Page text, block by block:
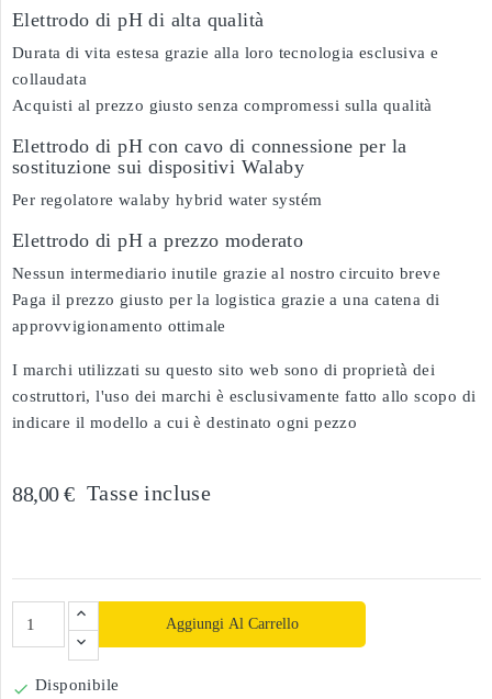
Elettrodo di pH di alta qualità
Durata di vita estesa grazie alla loro tecnologia esclusiva e
collaudata
Acquisti al prezzo giusto senza compromessi sulla qualità
Elettrodo di pH con cavo di connessione per la
sostituzione sui dispositivi Walaby
Per regolatore walaby hybrid water systém
Elettrodo di pH a prezzo moderato
Nessun intermediario inutile grazie al nostro circuito breve
Paga il prezzo giusto per la logistica grazie a una catena di
approvvigionamento ottimale
I marchi utilizzati su questo sito web sono di proprietà dei
costruttori, l'uso dei marchi è esclusivamente fatto allo scopo di
indicare il modello a cui è destinato ogni pezzo
88,00 € Tasse incluse
Aggiungi Al Carrello
 Disponibile